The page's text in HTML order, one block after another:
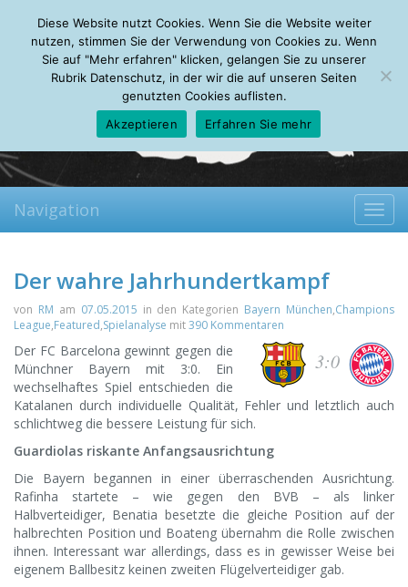
Sunday, 09.08.2026
Mein Account
About Autoren Leseempfehlungen FAQ
Navigation
Der wahre Jahrhundertkampf
von RM am 07.05.2015 in den Kategorien Bayern München,Champions
League,Featured,Spielanalyse mit390 Kommentaren
3:0
Der FC Barcelona gewinnt gegen die
Münchner Bayern mit 3:0. Ein
wechselhaftes Spiel entschieden die
Katalanen durch individuelle Qualität, Fehler und letztlich auch
schlichtweg die bessere Leistung für sich.
Guardiolas riskante Anfangsausrichtung
Die Bayern begannen in einer überraschenden Ausrichtung.
Rafinha startete – wie gegen den BVB – als linker
Halbverteidiger, Benatia besetzte die gleiche Position auf der
halbrechten Position und Boateng übernahm die Rolle zwischen
ihnen. Interessant war allerdings, dass es in gewisser Weise bei
eigenem Ballbesitz keinen zweiten Flügelverteidiger gab.
Diese Website nutzt Cookies. Wenn Sie die Website weiter
nutzen, stimmen Sie der Verwendung von Cookies zu. Wenn
Sie auf "Mehr erfahren" klicken, gelangen Sie zu unserer
Rubrik Datenschutz, in der wir die auf unseren Seiten
genutzten Cookies auflisten.
Akzeptieren
Erfahren Sie mehr